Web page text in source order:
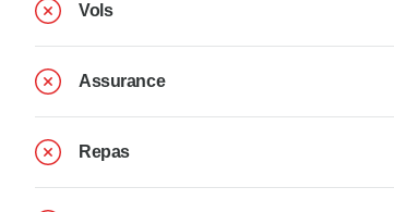
Vols
Assurance
Repas